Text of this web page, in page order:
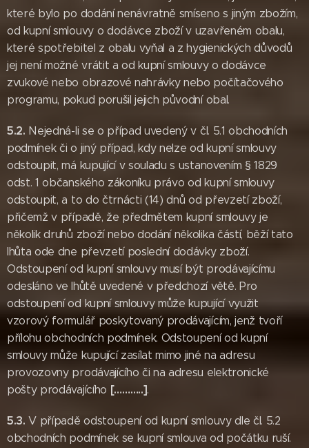
které bylo po dodání nenávratně smíseno s jiným zbožím,
od kupní smlouvy o dodávce zboží v uzavřeném obalu,
které spotřebitel z obalu vyňal a z hygienických důvodů
jej není možné vrátit a od kupní smlouvy o dodávce
zvukové nebo obrazové nahrávky nebo počítačového
programu, pokud porušil jejich původní obal.
5.2. Nejedná-li se o případ uvedený v čl. 5.1 obchodních
podmínek či o jiný případ, kdy nelze od kupní smlouvy
odstoupit, má kupující v souladu s ustanovením § 1829
odst. 1 občanského zákoníku právo od kupní smlouvy
odstoupit, a to do čtrnácti (14) dnů od převzetí zboží,
přičemž v případě, že předmětem kupní smlouvy je
několik druhů zboží nebo dodání několika částí, běží tato
lhůta ode dne převzetí poslední dodávky zboží.
Odstoupení od kupní smlouvy musí být prodávajícímu
odesláno ve lhůtě uvedené v předchozí větě. Pro
odstoupení od kupní smlouvy může kupující využit
vzorový formulář poskytovaný prodávajícím, jenž tvoří
přílohu obchodních podmínek. Odstoupení od kupní
smlouvy může kupující zasílat mimo jiné na adresu
provozovny prodávajícího či na adresu elektronické
pošty prodávajícího [………..].
5.3.V případě odstoupení od kupní smlouvy dle čl. 5.2
obchodních podmínek se kupní smlouva od počátku ruší.